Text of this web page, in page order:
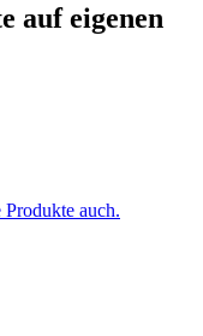
auf eigenen